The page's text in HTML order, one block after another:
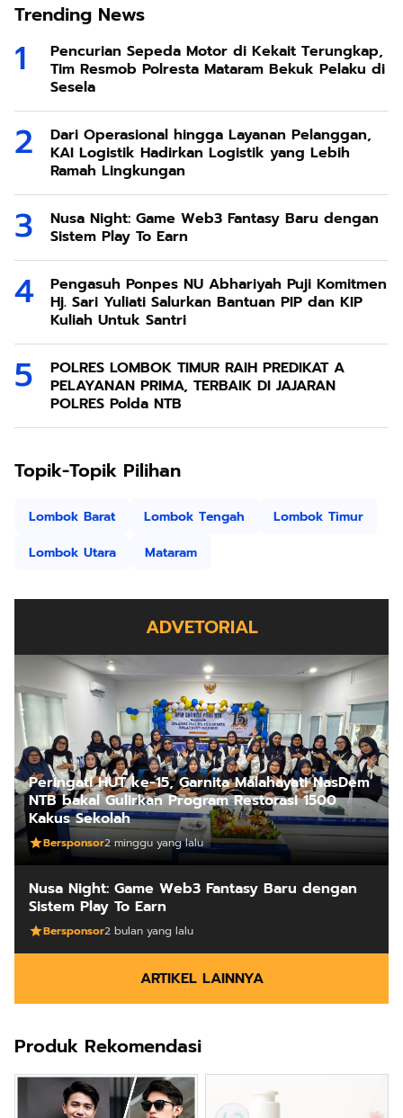
Trending News
Pencurian Sepeda Motor di Kekait Terungkap,
Tim Resmob Polresta Mataram Bekuk Pelaku di
Sesela
Dari Operasional hingga Layanan Pelanggan,
KAI Logistik Hadirkan Logistik yang Lebih
Ramah Lingkungan
Nusa Night: Game Web3 Fantasy Baru dengan
Sistem Play To Earn
Pengasuh Ponpes NU Abhariyah Puji Komitmen
Hj. Sari Yuliati Salurkan Bantuan PIP dan KIP
Kuliah Untuk Santri
POLRES LOMBOK TIMUR RAIH PREDIKAT A
PELAYANAN PRIMA, TERBAIK DI JAJARAN
POLRES Polda NTB
Topik-Topik Pilihan
Lombok Barat Lombok Tengah
Lombok Timur
Lombok Utara
Mataram
ADVETORIAL
Peringati HUT ke-15, Garnita Malahayati NasDem
NTB bakal Gulirkan Program Restorasi 1500
Kakus Sekolah
Bersponsor2 minggu yang lalu
Nusa Night: Game Web3 Fantasy Baru dengan
Sistem Play To Earn
Bersponsor2 bulan yang lalu
ARTIKEL LAINNYA
Produk Rekomendasi